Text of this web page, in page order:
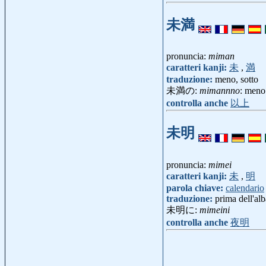
未満
pronuncia: miman
caratteri kanji: 未 , 満
traduzione: meno, sotto
未満の: mimannno:
controlla anche 以上
未明
pronuncia: mimei
caratteri kanji: 未 , 明
parola chiave: calendario
traduzione: prima
未明に: mimeini
controlla anche 夜明